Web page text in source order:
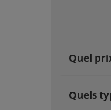
Quel
Quels